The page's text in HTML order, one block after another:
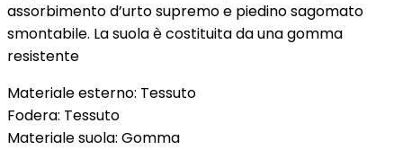
assorbimento d’urto supremo e piedino sagomato
smontabile. La suola è costituita da una gomma
resistente
Materiale esterno: Tessuto
Fodera: Tessuto
Materiale suola: Gomma